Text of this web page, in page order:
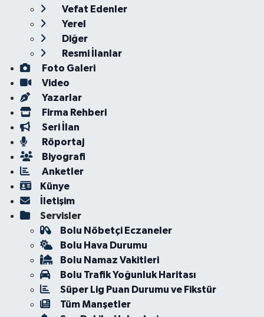
Vefat Edenler
Yerel
Diğer
Resmi İlanlar
Foto Galeri
Video
Yazarlar
Firma Rehberi
Seri İlan
Röportaj
Biyografi
Anketler
Künye
İletişim
Servisler
Bolu Nöbetçi Eczaneler
Bolu Hava Durumu
Bolu Namaz Vakitleri
Bolu Trafik Yoğunluk Haritası
Süper Lig Puan Durumu ve Fikstür
Tüm Manşetler